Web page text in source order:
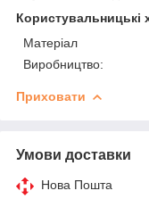
Користувальницькі
Матеріал
Виробництво:
Приховати
Умови доставки
Нова Пошта